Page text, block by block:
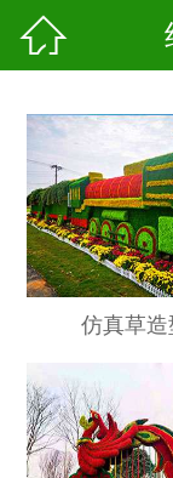

仿真草造